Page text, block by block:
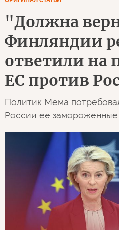
"Должна
Финляндии
ответили на
ЕС против
Политик Мема
России ее